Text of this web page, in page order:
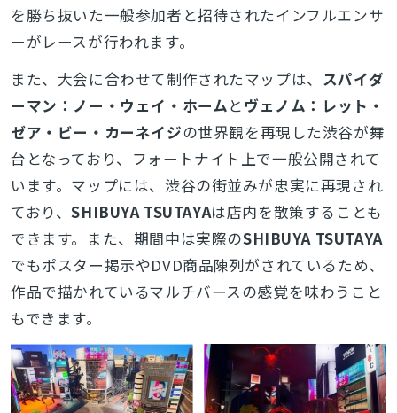
を勝ち抜いた一般参加者と招待されたインフルエンサ
ーがレースが行われます。
また、大会に合わせて制作されたマップは、 スパイダ
ーマン：ノー・ウェイ・ホームとヴェノム：レット・
ゼア・ビー・カーネイジの世界観を再現した渋谷が舞
台となっており、フォートナイト上で一般公開されて
います。マップには、渋谷の街並みが忠実に再現され
ており、SHIBUYA TSUTAYAは店内を散策することも
できます。また、期間中は実際のSHIBUYA TSUTAYA
でもポスター掲示やDVD商品陳列がされているため、
作品で描かれているマルチバースの感覚を味わうこと
もできます。